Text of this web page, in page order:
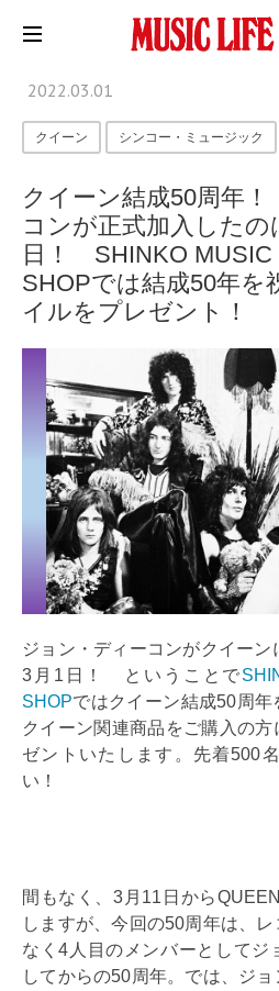
2022.03.01
クイーン シンコー・ミュージック
クイーン結成50周年
コンが正式加入したの
日！ SHINKO MUSIC
SHOPでは結成50年を
イルをプレゼント！
ジョン・ディーコンがクイー
3月1日！ ということで
SHOPではクイーン結成50周
クイーン関連商品をご購入の
ゼントいたします。先着500
い！
間もなく、3月11日から
しますが、今回の50周年は、
なく4人目のメンバーとしてジ
してからの50周年。では、ジ